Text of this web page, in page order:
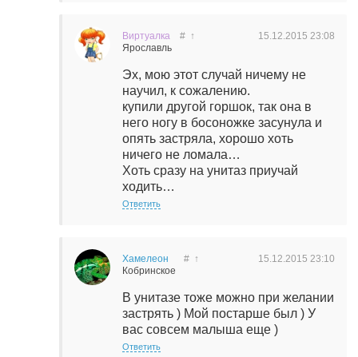
Виртуалка
Ярославль
15.12.2015 23:08
# ↑
Эх, мою этот случай ничему не
научил, к сожалению.
купили другой горшок, так она в
него ногу в босоножке засунула и
опять застряла, хорошо хоть
ничего не ломала…
Хоть сразу на унитаз приучай
ходить…
Ответить
Хамелеон
Кобринское
15.12.2015 23:10
# ↑
В унитазе тоже можно при желании
застрять ) Мой постарше был ) У
вас совсем малыша еще )
Ответить